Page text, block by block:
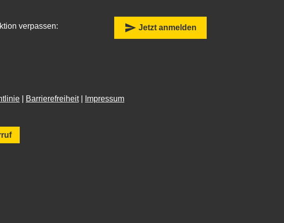
verpassen: send Jetzt anmelden
Barrierefreiheit| Impressum